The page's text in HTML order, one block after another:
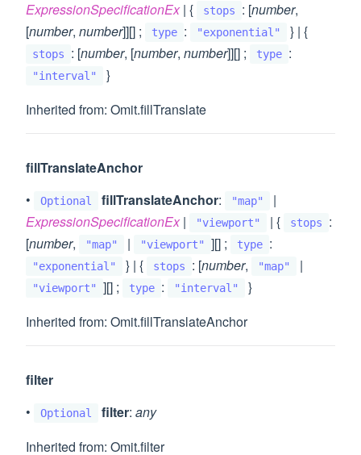
ExpressionSpecificationEx| { stops : [number,
[number, number]][] ; type : "exponential" } | {
stops : [number, [number, number]][] ; type :
"interval"
}
Inherited from: Omit.fillTranslate
fillTranslateAnchor
•
Optional fillTranslateAnchor: "map"
|
ExpressionSpecificationEx| "viewport" | { stops
:
[number, "map" | "viewport" ][] ; type :
"exponential" } | { stops : [number, "map" |
"viewport" ][] ; type : "interval"
}
Inherited from: Omit.fillTranslateAnchor
filter
•
Optional filter: any
Inherited from: Omit.filter